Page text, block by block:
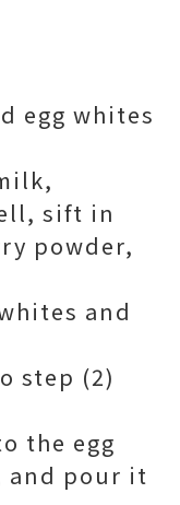
egg whites
sift in
powder,
and
step (2)
the egg
and pour it